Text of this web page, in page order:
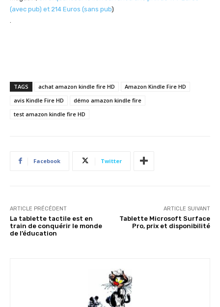
(avec pub) et 214 Euros (sans pub)
TAGS achat amazon kindle fire HD
Amazon Kindle Fire HD
avis Kindle Fire HD
démo amazon kindle fire
test amazon kindle fire HD
Facebook Twitter
ARTICLE PRÉCÉDENT
La tablette tactile est en
train de conquérir le monde
de l’éducation
ARTICLE SUIVANT
Tablette Microsoft Surface
Pro, prix et disponibilité